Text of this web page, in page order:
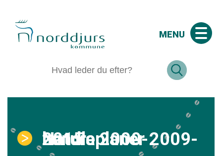
MENU
Natura 2000-handleplaner 2009-2015